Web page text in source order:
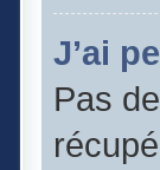
J’ai
Pas